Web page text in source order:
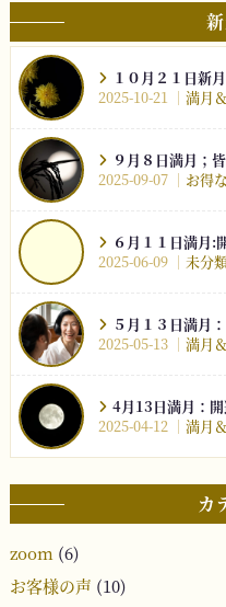
１０月２１日新
2025-10-21
満月
９月８日満月；
2025-09-07
お得
６月１１日満月:
2025-06-09
未分
５月１３日満月
2025-05-13
満月
4月13日満月：
2025-04-12
満月
カ
zoom (6)
お客様の声 (10)